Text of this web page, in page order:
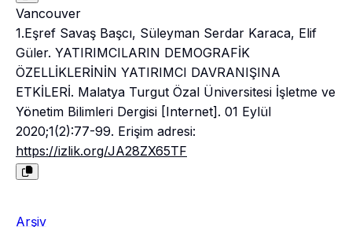
Vancouver
1.Eşref Savaş Başcı, Süleyman Serdar Karaca, Elif
Güler. YATIRIMCILARIN DEMOGRAFİK
ÖZELLİKLERİNİN YATIRIMCI DAVRANIŞINA
ETKİLERİ. Malatya Turgut Özal Üniversitesi İşletme ve
Yönetim Bilimleri Dergisi [Internet]. 01 Eylül
2020;1(2):77-99. Erişim adresi:
https://izlik.org/JA28ZX65TF
Arşiv